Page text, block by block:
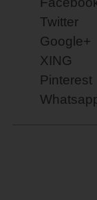
Twitter
Google+
XING
Pinterest